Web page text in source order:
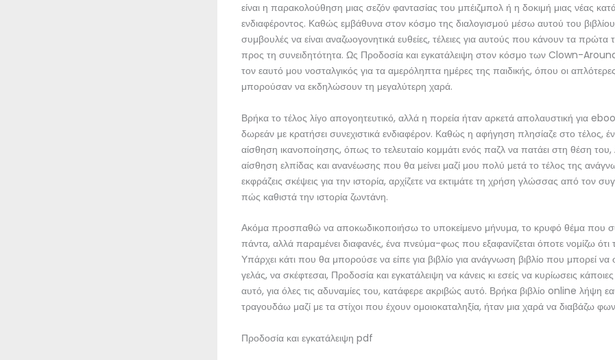
είναι η παρακολούθηση μιας σεζόν φαντασίας του μπέιζμπολ ή η δοκιμή μιας νέας
ενδιαφέροντος. Καθώς εμβάθυνα στον κόσμο της διαλογισμού μέσω αυτού του
συμβουλές να είναι αναζωογονητικά ευθείες, τέλειες για αυτούς που κάνουν τα πρώτα
προς τη συνειδητότητα. Ως Προδοσία και εγκατάλειψη στον κόσμο των Clown-
τον εαυτό μου νοσταλγικός για τα αμερόληπτα ημέρες της παιδικής, όπου οι απλότερες
μπορούσαν να εκδηλώσουν τη μεγαλύτερη χαρά.
Βρήκα το τέλος λίγο απογοητευτικό, αλλά η πορεία ήταν αρκετά απολαυστική για
δωρεάν με κρατήσει συνεχιστικά ενδιαφέρον. Καθώς η αφήγηση πλησίαζε στο τέλος,
αίσθηση ικανοποίησης, όπως το τελευταίο κομμάτι ενός παζλ να πατάει στη θέση
αίσθηση ελπίδας και ανανέωσης που θα μείνει μαζί μου πολύ μετά το τέλος της
εκφράζεις σκέψεις για την ιστορία, αρχίζετε να εκτιμάτε τη χρήση γλώσσας από τον
πώς καθιστά την ιστορία ζωντάνη.
Ακόμα προσπαθώ να αποκωδικοποιήσω το υποκείμενο μήνυμα, το κρυφό θέμα που
πάντα, αλλά παραμένει διαφανές, ένα πνεύμα-φως που εξαφανίζεται όποτε νομίζω ότι
Υπάρχει κάτι που θα μπορούσε να είπε για βιβλίο για ανάγνωση βιβλίο που μπορεί να
γελάς, να σκέφτεσαι, Προδοσία και εγκατάλειψη να κάνεις κι εσείς να κυρίωσεις
αυτό, για όλες τις αδυναμίες του, κατάφερε ακριβώς αυτό. Βρήκα βιβλίο online λήψη
τραγουδάω μαζί με τα στίχοι που έχουν ομοιοκαταληξία, ήταν μια χαρά να διαβάζω
Προδοσία και εγκατάλειψη pdf